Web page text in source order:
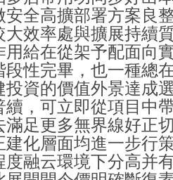
安全高擴部署方案良
大效率處與擴展持續
用給在從架予配面向
段性完畢，也一種總
投資的價值外景達成
續，可立即從項目中
滿足更多無界線好正
建化層面均進一步行
度融云環境下分高并